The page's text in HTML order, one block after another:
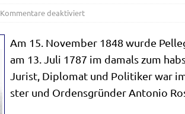
Kommentare deaktiviert
Am 15. Novem­ber 1848 wur­de
am 13. Juli 1787 im damals zum
Jurist, Diplo­mat und Poli­ti­ker war
ster und Ordens­grün­der Anto­nio